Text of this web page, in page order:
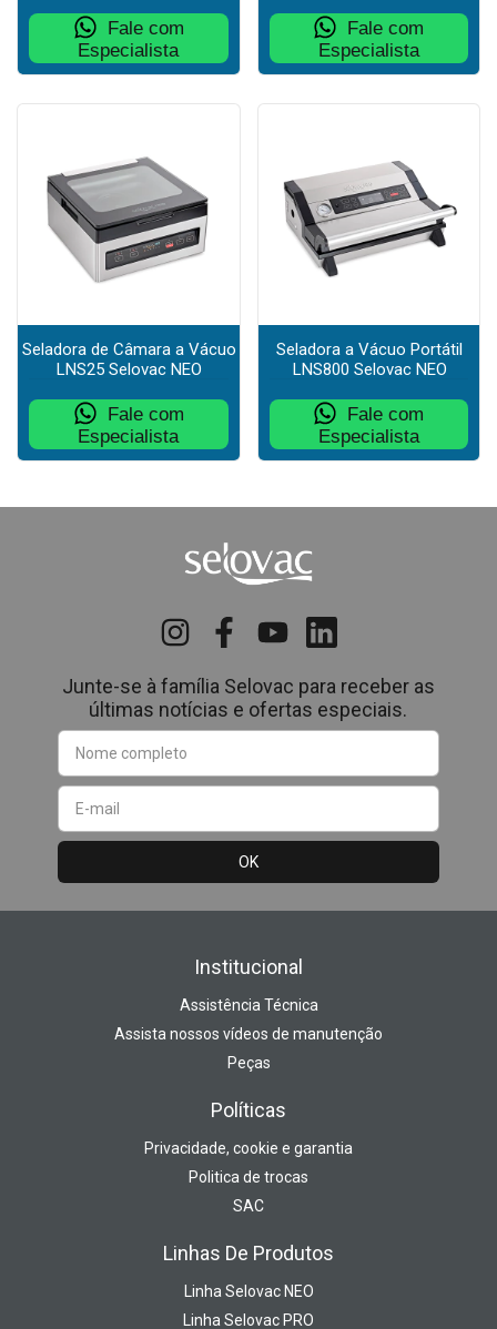
Fale com
Especialista
Fale com
Especialista
Seladora de Câmara a Vácuo
LNS25 Selovac NEO
Fale com
Especialista
Seladora a Vácuo Portátil
LNS800 Selovac NEO
Fale com
Especialista
Junte-se à família Selovac para receber as
últimas notícias e ofertas especiais.
Institucional
Assistência Técnica
Assista nossos vídeos de manutenção
Peças
Políticas
Privacidade, cookie e garantia
Politica de trocas
SAC
Linhas De Produtos
Linha Selovac NEO
Linha Selovac PRO